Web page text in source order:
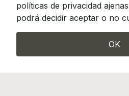
políticas de privacidad
podrá decidir aceptar o no
OK